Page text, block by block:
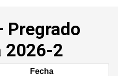
Pregrado
2026-2
Fecha